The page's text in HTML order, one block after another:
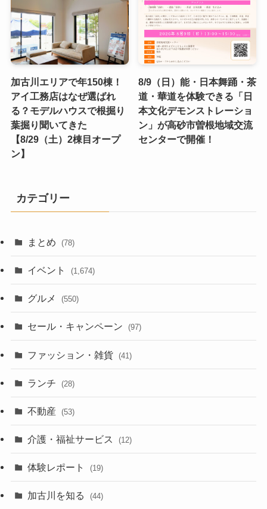
加古川エリアで年150棟！
アイ工務店はなぜ選ばれ
る？モデルハウスで根掘り
葉掘り聞いてきた
【8/29（土）2棟目オープ
ン】
8/9（日）能・日本舞踊・茶
道・華道を体験できる「日
本文化デモンストレーショ
ン」が高砂市曽根地域交流
センターで開催！
カテゴリー
まとめ (78)
イベント (1,674)
グルメ (550)
セール・キャンペーン (97)
ファッション・雑貨 (41)
ランチ (28)
不動産 (53)
介護・福祉サービス (12)
体験レポート (19)
加古川を知る (44)